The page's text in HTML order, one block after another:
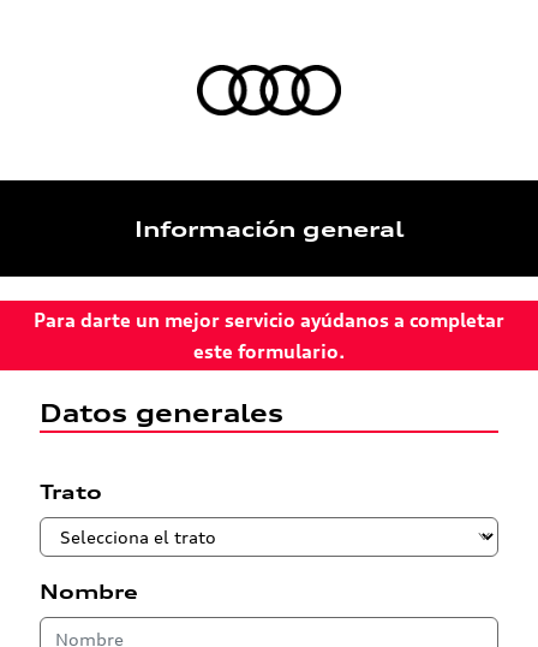
Información general
Para darte un mejor servicio ayúdanos a completar
este formulario.
Datos generales
Trato
Nombre